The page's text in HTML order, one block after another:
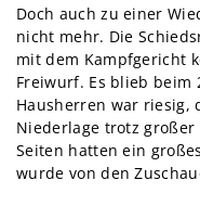
Doch auch zu einer
nicht mehr. Die
mit dem Kampfgericht
Freiwurf. Es blieb beim
Hausherren war riesig,
Niederlage trotz großer
Seiten hatten ein
wurde von den